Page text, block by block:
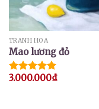
TRANH HOA
Mao lương đỏ
Được xếp
3.000.000₫